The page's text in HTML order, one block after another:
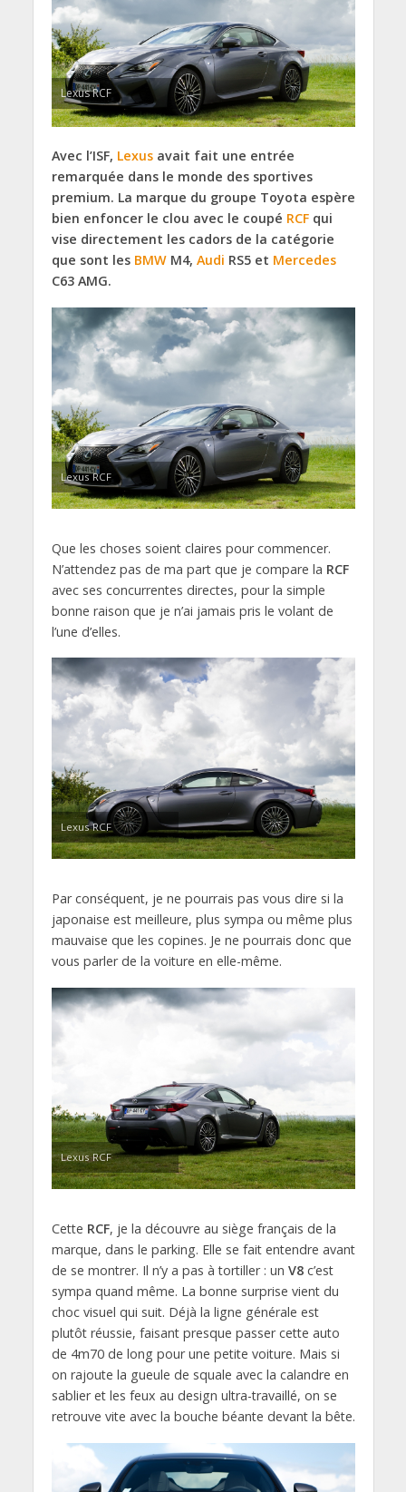
Lexus RCF
Avec l’ISF, Lexusavait fait une entrée
remarquée dans le monde des sportives
premium. La marque du groupe Toyota espère
bien enfoncer le clou avec le coupé RCFqui
vise directement les cadors de la catégorie
que sont les BMWM4, Audi RS5 et Mercedes
C63 AMG.
Lexus RCF
Que les choses soient claires pour commencer.
N’attendez pas de ma part que je compare la RCF
avec ses concurrentes directes, pour la simple
bonne raison que je n’ai jamais pris le volant de
l’une d’elles.
Lexus RCF
Par conséquent, je ne pourrais pas vous dire si la
japonaise est meilleure, plus sympa ou même plus
mauvaise que les copines. Je ne pourrais donc que
vous parler de la voiture en elle-même.
Lexus RCF
Cette RCF, je la découvre au siège français de la
marque, dans le parking. Elle se fait entendre avant
de se montrer. Il n’y a pas à tortiller : un V8c’est
sympa quand même. La bonne surprise vient du
choc visuel qui suit. Déjà la ligne générale est
plutôt réussie, faisant presque passer cette auto
de 4m70 de long pour une petite voiture. Mais si
on rajoute la gueule de squale avec la calandre en
sablier et les feux au design ultra-travaillé, on se
retrouve vite avec la bouche béante devant la bête.